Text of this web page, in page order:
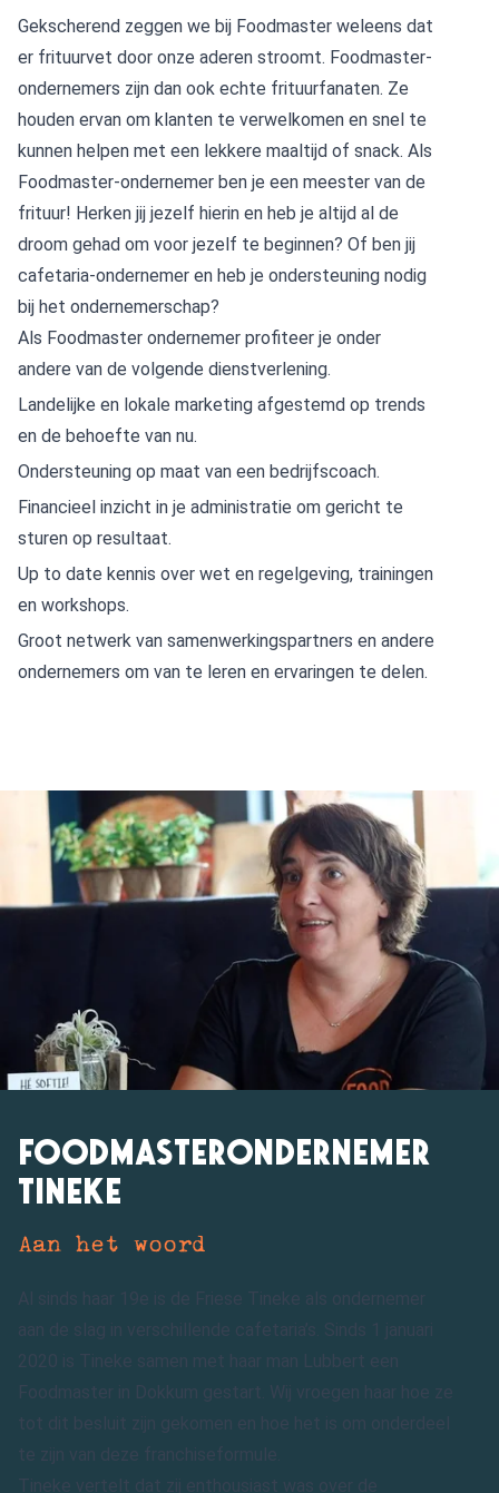
Gekscherend zeggen we bij Foodmaster weleens dat
er frituurvet door onze aderen stroomt. Foodmaster-
ondernemers zijn dan ook echte frituurfanaten. Ze
houden ervan om klanten te verwelkomen en snel te
kunnen helpen met een lekkere maaltijd of snack. Als
Foodmaster-ondernemer ben je een meester van de
frituur! Herken jij jezelf hierin en heb je altijd al de
droom gehad om voor jezelf te beginnen? Of ben jij
cafetaria-ondernemer en heb je ondersteuning nodig
bij het ondernemerschap?
Als Foodmaster ondernemer profiteer je onder
andere van de volgende dienstverlening.
Landelijke en lokale marketing afgestemd op trends
en de behoefte van nu.
Ondersteuning op maat van een bedrijfscoach.
Financieel inzicht in je administratie om gericht te
sturen op resultaat.
Up to date kennis over wet en regelgeving, trainingen
en workshops.
Groot netwerk van samenwerkingspartners en andere
ondernemers om van te leren en ervaringen te delen.
Foodmasterondernemer
Tineke
Aan het woord
Al sinds haar 19e is de Friese Tineke als ondernemer
aan de slag in verschillende cafetaria’s. Sinds 1 januari
2020 is Tineke samen met haar man Lubbert een
Foodmaster in Dokkum gestart. Wij vroegen haar hoe ze
tot dit besluit zijn gekomen en hoe het is om onderdeel
te zijn van deze franchiseformule.
Tineke vertelt dat zij enthousiast was over de